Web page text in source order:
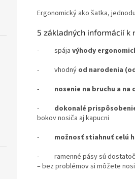
Ergonomický ako šatka,
5 základných informácií k
- spája výhody
- vhodný od narodenia
- nosenie na bruchu a na
- dokonalé
bokov nosiča aj kapucni
- možnosť stiahnuť celú
- ramenné pásy sú
– bez problémov si môžete